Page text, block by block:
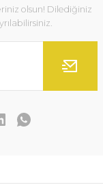
olsun! Dilediğiniz